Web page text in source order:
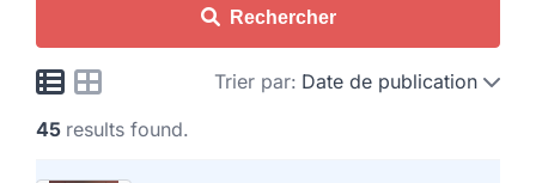
Rechercher
Trier par: Date de publication
45 results found.